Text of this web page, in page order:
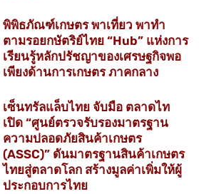
พิพิธภัณฑ์เกษตร พาเที่ยว พาทำ
ตามรอยกษัตริย์ไทย “Hub” แห่งการ
เรียนรู้หลักปรัชญาของเศรษฐกิจพอ
เพียงด้านการเกษตร ภาคกลาง
เซ็นทรัลแล็บไทย จับมือ ตลาดไท
เปิด “ศูนย์ตรวจรับรองมาตรฐาน
ความปลอดภัยสินค้าเกษตร
(ASSC)” ดันมาตรฐานสินค้าเกษตร
ไทยสู่ตลาดโลก สร้างมูลค่าเพิ่มให้ผู้
ประกอบการไทย